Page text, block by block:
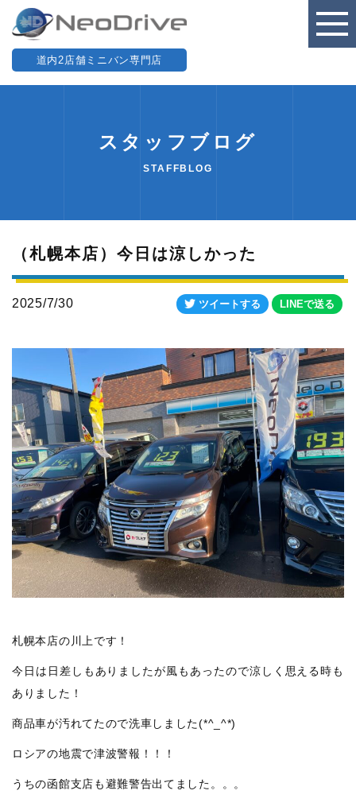
道内2店舗ミニバン専門店
スタッフブログ
STAFFBLOG
（札幌本店）今日は涼しかった
2025/7/30 ツイートする LINEで送る
札幌本店の川上です！
今日は日差しもありましたが風もあったので涼しく思える時も
ありました！
商品車が汚れてたので洗車しました(*^_^*)
ロシアの地震で津波警報！！！
うちの函館支店も避難警告出てました。。。